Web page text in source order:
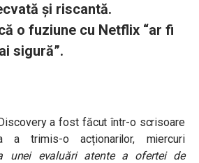
și riscantă.
o fuziune cu Netflix “ar fi
sigură”.
a fost făcut într-o scrisoare
a trimis-o acționarilor, miercuri
unei evaluări atente a ofertei de